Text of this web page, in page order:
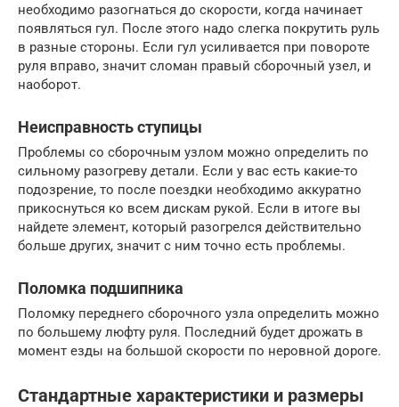
необходимо разогнаться до скорости, когда начинает
появляться гул. После этого надо слегка покрутить руль
в разные стороны. Если гул усиливается при повороте
руля вправо, значит сломан правый сборочный узел, и
наоборот.
Неисправность ступицы
Проблемы со сборочным узлом можно определить по
сильному разогреву детали. Если у вас есть какие-то
подозрение, то после поездки необходимо аккуратно
прикоснуться ко всем дискам рукой. Если в итоге вы
найдете элемент, который разогрелся действительно
больше других, значит с ним точно есть проблемы.
Поломка подшипника
Поломку переднего сборочного узла определить можно
по большему люфту руля. Последний будет дрожать в
момент езды на большой скорости по неровной дороге.
Стандартные характеристики и размеры